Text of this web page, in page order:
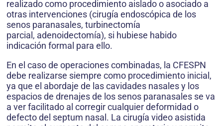
realizado como procedimiento aislado o asociado a
otras intervenciones (cirugía endoscópica de los
senos paranasales, turbinectomía
parcial, adenoidectomía), si hubiese habido
indicación formal para ello.
En el caso de operaciones combinadas, la CFESPN
debe realizarse siempre como procedimiento inicial,
ya que el abordaje de las cavidades nasales y los
espacios de drenajes de los senos paranasales se va
a ver facilitado al corregir cualquier deformidad o
defecto del septum nasal. La cirugía video asistida